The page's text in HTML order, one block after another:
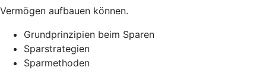
Vermögen aufbauen können.
Grundprinzipien beim Sparen
Sparstrategien
Sparmethoden